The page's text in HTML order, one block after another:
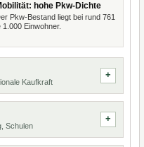
hohe Pkw-Dichte
Pkw-Bestand liegt bei rund 761
1.000 Einwohner.
Kaufkraft
Schulen